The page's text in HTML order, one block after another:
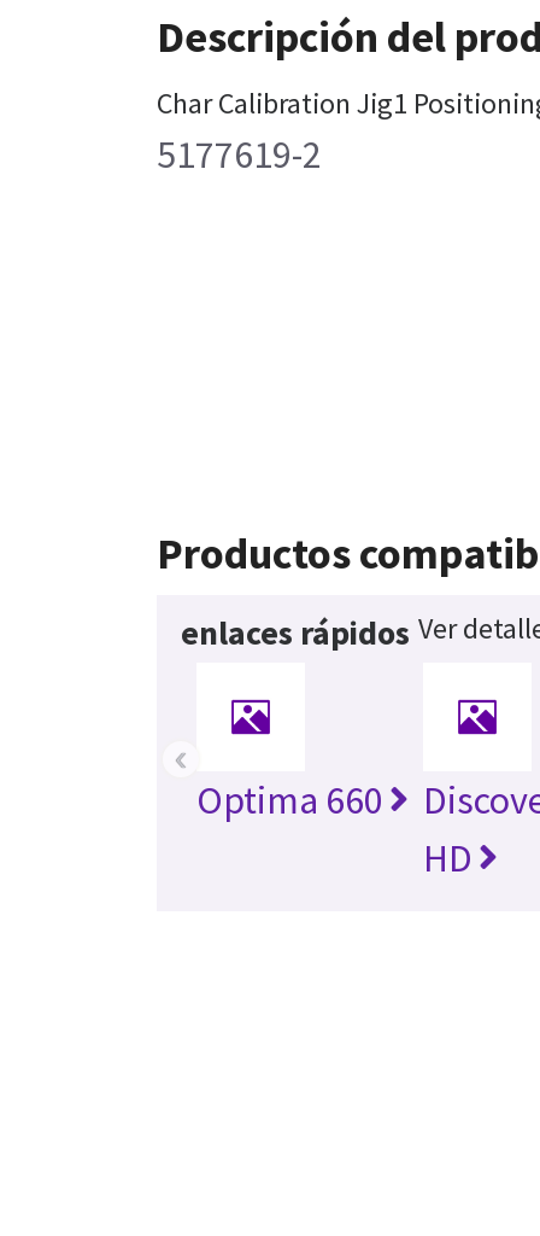
Descripción del
Char Calibration Jig1
5177619-2
Productos
enlaces rápidos Ver
Optima 660
HD
‹